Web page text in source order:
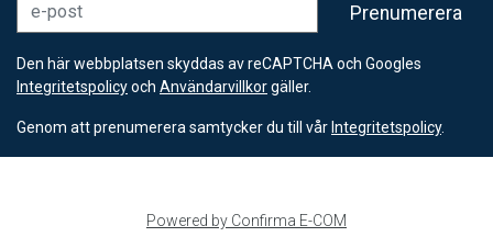
Prenumerera
Den här webbplatsen skyddas av reCAPTCHA och Googles
Integritetspolicyoch Användarvillkorgäller.
Genom att prenumerera samtycker du till vår Integritetspolicy.
Powered by Confirma E-COM